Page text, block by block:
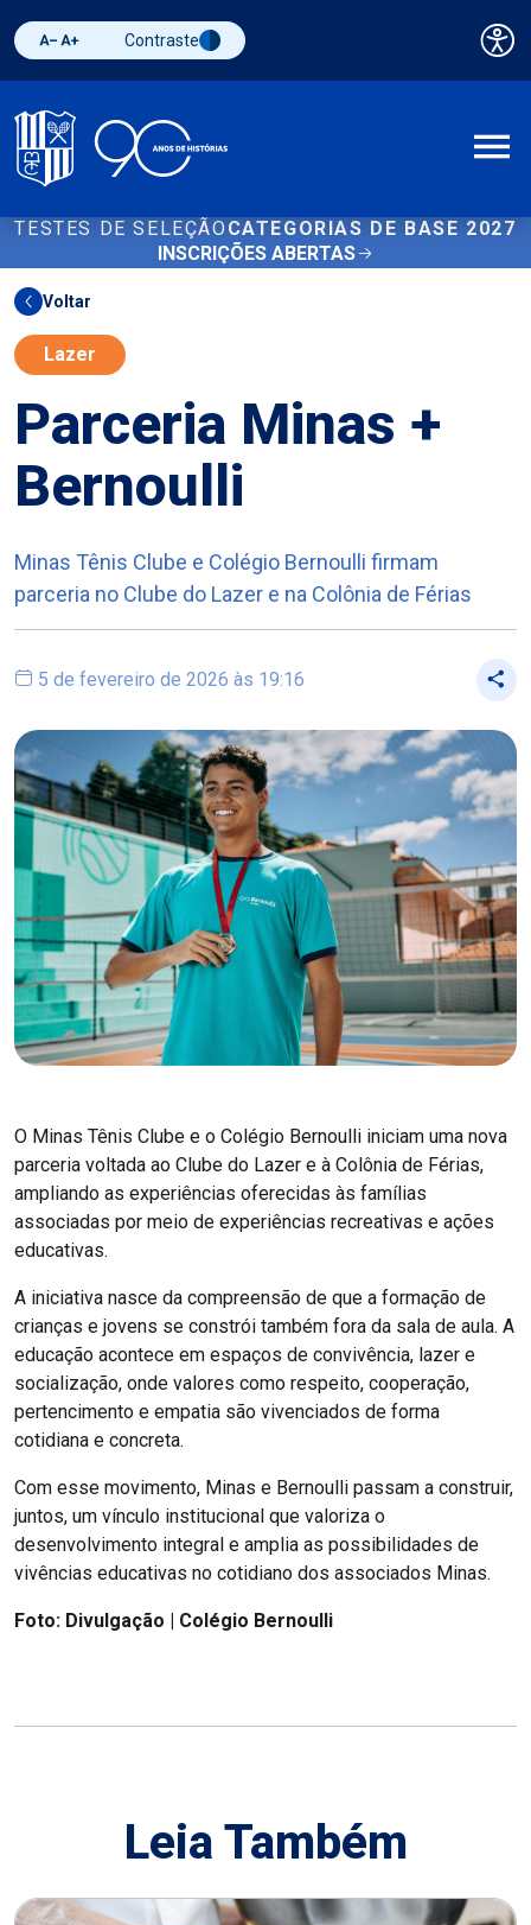
Diminuir fonte
Aumentar fonteAlternar contraste
Contraste
TESTES DE SELEÇÃO CATEGORIAS DE BASE 2027
INSCRIÇÕES ABERTAS
Voltar
Lazer
Parceria Minas +
Bernoulli
Minas Tênis Clube e Colégio Bernoulli firmam
parceria no Clube do Lazer e na Colônia de Férias
5 de fevereiro de 2026 às 19:16
O Minas Tênis Clube e o Colégio Bernoulli iniciam uma nova
parceria voltada ao Clube do Lazer e à Colônia de Férias,
ampliando as experiências oferecidas às famílias
associadas por meio de experiências recreativas e ações
educativas.
A iniciativa nasce da compreensão de que a formação de
crianças e jovens se constrói também fora da sala de aula. A
educação acontece em espaços de convivência, lazer e
socialização, onde valores como respeito, cooperação,
pertencimento e empatia são vivenciados de forma
cotidiana e concreta.
Com esse movimento, Minas e Bernoulli passam a construir,
juntos, um vínculo institucional que valoriza o
desenvolvimento integral e amplia as possibilidades de
vivências educativas no cotidiano dos associados Minas.
Foto: Divulgação | Colégio Bernoulli
Leia Também